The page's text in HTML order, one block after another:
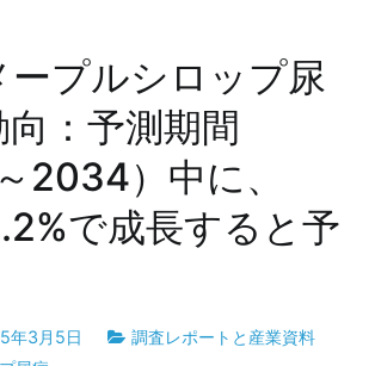
ープルシロップ尿
：予測期間
2034）中に、
で成長すると予
年3月5日
調査レポートと産業資料